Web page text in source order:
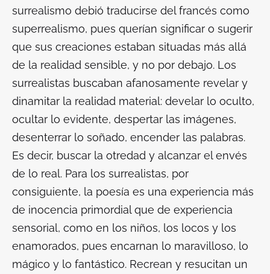
surrealismo debió traducirse del francés como
superrealismo, pues querían significar o sugerir
que sus creaciones estaban situadas más allá
de la realidad sensible, y no por debajo. Los
surrealistas buscaban afanosamente revelar y
dinamitar la realidad material: develar lo oculto,
ocultar lo evidente, despertar las imágenes,
desenterrar lo soñado, encender las palabras.
Es decir, buscar la otredad y alcanzar el envés
de lo real. Para los surrealistas, por
consiguiente, la poesía es una experiencia más
de inocencia primordial que de experiencia
sensorial, como en los niños, los locos y los
enamorados, pues encarnan lo maravilloso, lo
mágico y lo fantástico. Recrean y resucitan un